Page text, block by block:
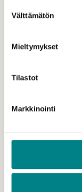
valinta
Välttämätön
Mieltymykset
Tilastot
Markkinointi